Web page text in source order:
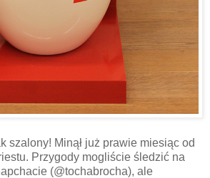
szalony! Minął już prawie miesiąc od
Przygody mogliście śledzić na
(@tochabrocha), ale